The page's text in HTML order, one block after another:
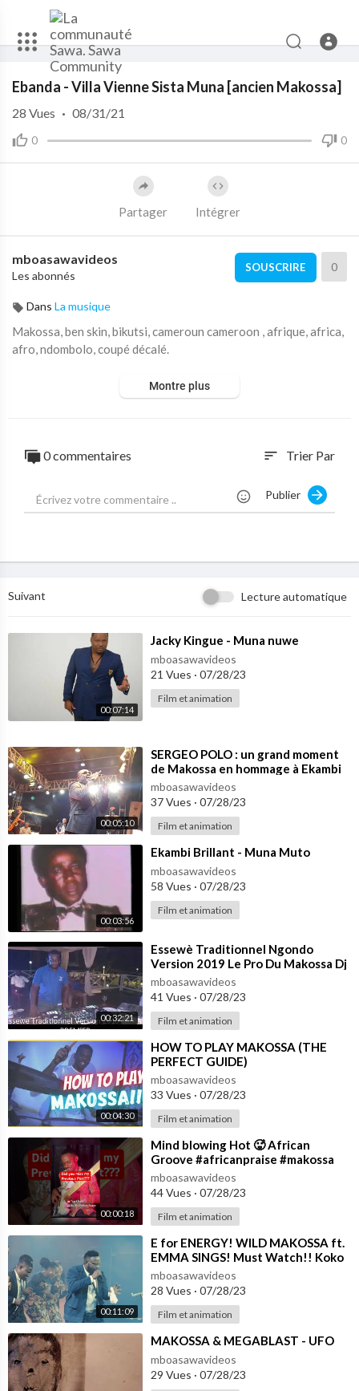
Code 150: Unknown error.
Download File: https://www.youtube.com/watch?v=fPHcZqpa3zs
Ebanda - Villa Vienne Sista Muna [ancien Makossa]
0 0
28 Vues · 08/31/21
Partager Intégrer
mboasawavideos
Les abonnés
SOUSCRIRE 0
Dans La musique
Makossa, ben skin, bikutsi, cameroun cameroon , afrique, africa,
afro, ndombolo, coupé décalé.
Montre plus
0 commentaires sort Trier Par
Publier
Suivant Lecture automatique
00:07:14
⁣Jacky Kingue - Muna nuwe
mboasawavideos
21 Vues · 07/28/23
Film et animation
00:05:10
⁣SERGEO POLO : un grand moment
de Makossa en hommage à Ekambi
Brillant
mboasawavideos
37 Vues · 07/28/23
Film et animation
00:03:56
⁣Ekambi Brillant - Muna Muto
mboasawavideos
58 Vues · 07/28/23
Film et animation
00:32:21
⁣Essewè Traditionnel Ngondo
Version 2019 Le Pro Du Makossa Dj
Pat Premier
mboasawavideos
41 Vues · 07/28/23
Film et animation
00:04:30
⁣HOW TO PLAY MAKOSSA (THE
PERFECT GUIDE)
mboasawavideos
33 Vues · 07/28/23
Film et animation
00:00:18
⁣Mind blowing Hot 🥵 African
Groove #africanpraise #makossa
#soukous
mboasawavideos
44 Vues · 07/28/23
Film et animation
00:11:09
⁣E for ENERGY! WILD MAKOSSA ft.
EMMA SINGS! Must Watch!! Koko
Bass / Band Cam @PastorJerryEze
mboasawavideos
28 Vues · 07/28/23
Film et animation
⁣MAKOSSA & MEGABLAST - UFO
mboasawavideos
29 Vues · 07/28/23